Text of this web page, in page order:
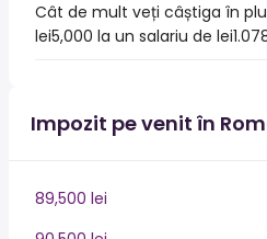
Cât de mult veți câștiga în
lei5,000 la un salariu de
Impozit pe venit în
89,500 lei